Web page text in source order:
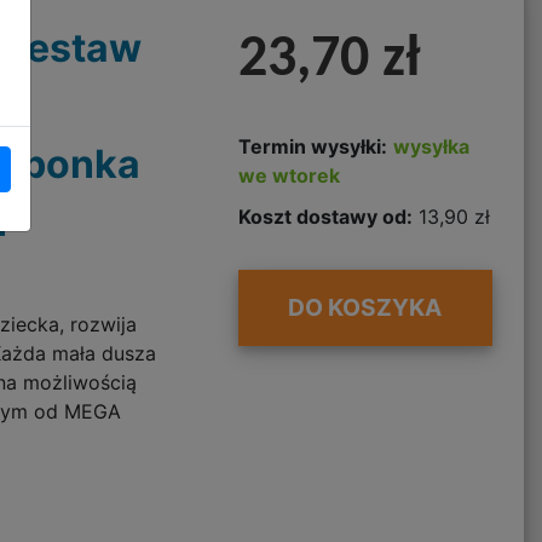
rozwija
mała dusza
możliwością
od MEGA
23,70 zł
Termin wysyłki: wysyłka
we wtorek
Koszt dostawy od: 13,90 zł
DO KOSZYKA